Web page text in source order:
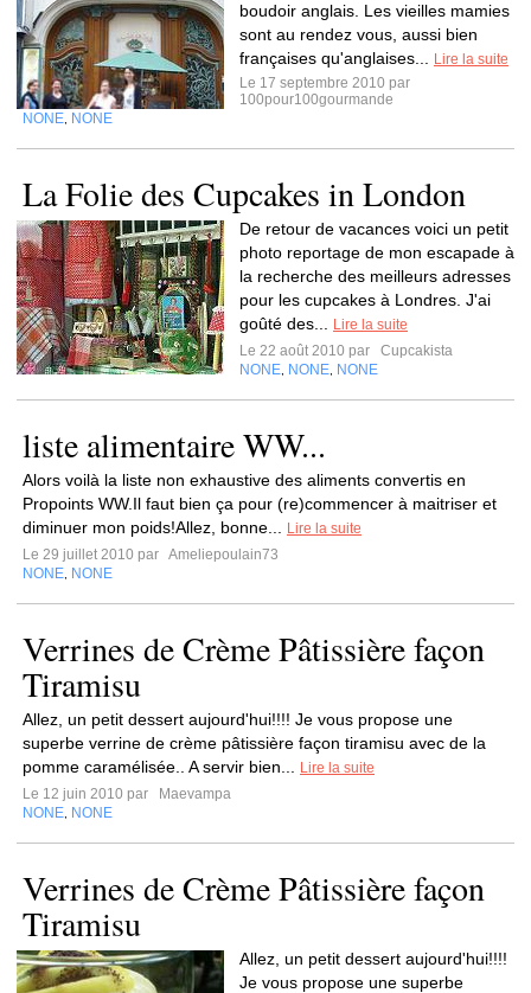
boudoir anglais. Les vieilles mamies
sont au rendez vous, aussi bien
françaises qu'anglaises...
Lire la suite
Le 17 septembre 2010 par
100pour100gourmande
NONE NONE
La Folie des Cupcakes in London
De retour de vacances voici un petit
photo reportage de mon escapade à
la recherche des meilleurs adresses
pour les cupcakes à Londres. J'ai
goûté des...
Lire la suite
Le 22 août 2010 par
Cupcakista
NONE NONE NONE
liste alimentaire WW...
Alors voilà la liste non exhaustive des aliments convertis en
Propoints WW.Il faut bien ça pour (re)commencer à maitriser et
diminuer mon poids!Allez, bonne...
Lire la suite
Le 29 juillet 2010 par Ameliepoulain73
NONE NONE
Verrines de Crème Pâtissière façon
Tiramisu
Allez, un petit dessert aujourd'hui!!!! Je vous propose une
superbe verrine de crème pâtissière façon tiramisu avec de la
pomme caramélisée.. A servir bien...
Lire la suite
Le 12 juin 2010 par
Maevampa
NONE NONE
Verrines de Crème Pâtissière façon
Tiramisu
Allez, un petit dessert aujourd'hui!!!!
Je vous propose une superbe